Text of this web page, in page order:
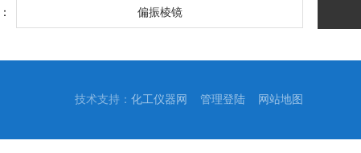
偏振棱镜
技术支持： 化工仪器网 管理登陆 网站地图